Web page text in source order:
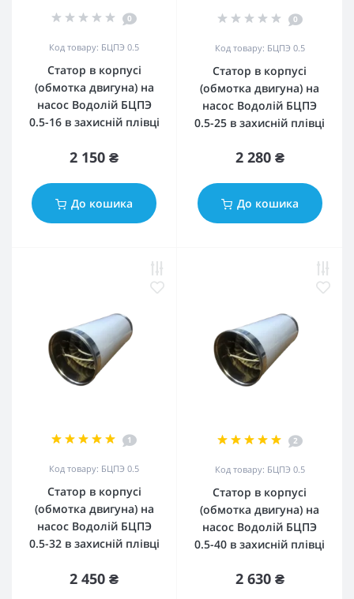
0
Код товару: БЦПЭ 0.5
Статор в корпусі
(обмотка двигуна) на
насос Водолій БЦПЭ
0.5-16 в захисній плівці
2 150 ₴
До кошика
0
Код товару: БЦПЭ 0.5
Статор в корпусі
(обмотка двигуна) на
насос Водолій БЦПЭ
0.5-25 в захисній плівці
2 280 ₴
До кошика
1
Код товару: БЦПЭ 0.5
Статор в корпусі
(обмотка двигуна) на
насос Водолій БЦПЭ
0.5-32 в захисній плівці
2 450 ₴
2
Код товару: БЦПЭ 0.5
Статор в корпусі
(обмотка двигуна) на
насос Водолій БЦПЭ
0.5-40 в захисній плівці
2 630 ₴